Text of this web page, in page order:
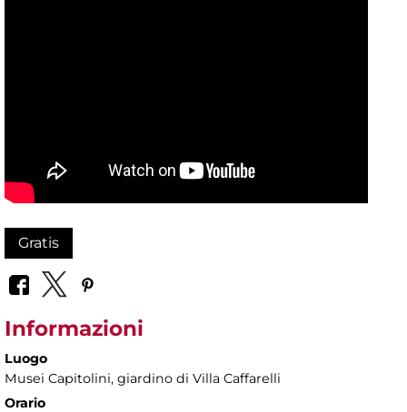
Gratis
Informazioni
Luogo
Musei Capitolini, giardino di Villa Caffarelli
Orario